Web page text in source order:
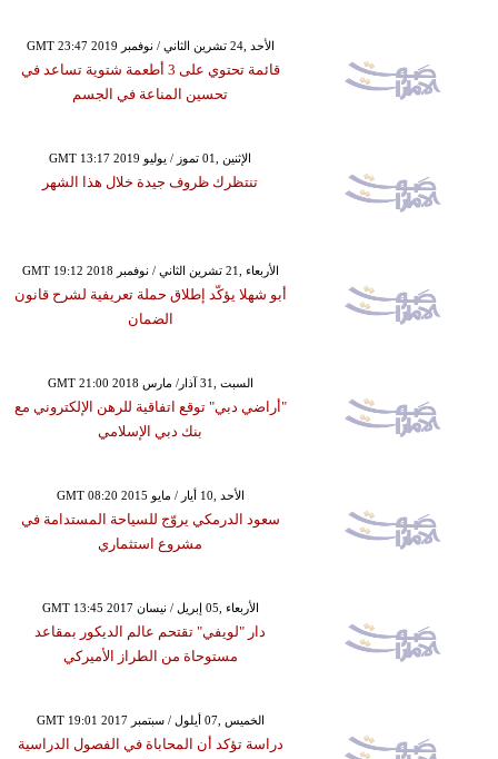
GMT 23:47 2019 الأحد ,24 تشرين الثاني / نوفمبر
قائمة تحتوي على 3 أطعمة شتوية تساعد في
تحسين المناعة في الجسم
GMT 13:17 2019 الإثنين ,01 تموز / يوليو
تنتظرك ظروف جيدة خلال هذا الشهر
GMT 19:12 2018 الأربعاء ,21 تشرين الثاني / نوفمبر
أبو شهلا يؤكّد إطلاق حملة تعريفية لشرح قانون
الضمان
GMT 21:00 2018 السبت ,31 آذار/ مارس
"أراضي دبي" توقع اتفاقية للرهن الإلكتروني مع
بنك دبي الإسلامي
GMT 08:20 2015 الأحد ,10 أيار / مايو
سعود الدرمكي يروّج للسياحة المستدامة في
مشروع استثماري
GMT 13:45 2017 الأربعاء ,05 إبريل / نيسان
دار "لويفي" تقتحم عالم الديكور بمقاعد
مستوحاة من الطراز الأميركي
GMT 19:01 2017 الخميس ,07 أيلول / سبتمبر
دراسة تؤكد أن المحاباة في الفصول الدراسية